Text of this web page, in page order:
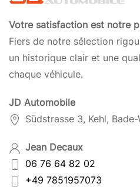
Votre satisfaction est notre
Fiers de notre sélection
un historique clair et une
chaque véhicule.
JD Automobile
Südstrasse 3, Kehl,
Jean Decaux
06 76 64 82 02
+49 7851957073